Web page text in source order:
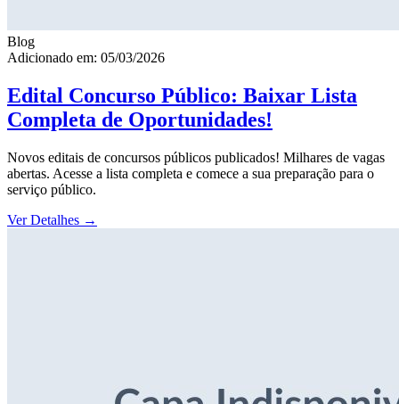
Blog
Adicionado em: 05/03/2026
Edital Concurso Público: Baixar Lista
Completa de Oportunidades!
Novos editais de concursos públicos publicados! Milhares de vagas
abertas. Acesse a lista completa e comece a sua preparação para o
serviço público.
Ver Detalhes →